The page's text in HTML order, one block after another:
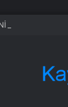
Parti’de PM,